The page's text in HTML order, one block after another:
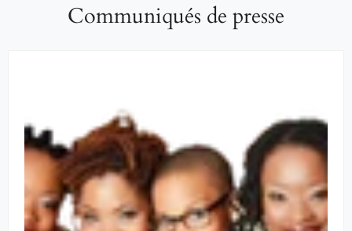
Communiqués de presse